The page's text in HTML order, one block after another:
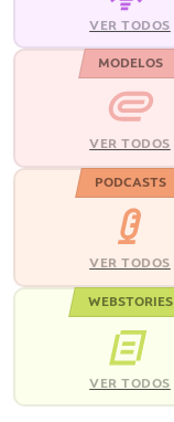
VER TODOS
MODELOS
VER TODOS
PODCASTS
VER TODOS
WEBSTORIES
VER TODOS